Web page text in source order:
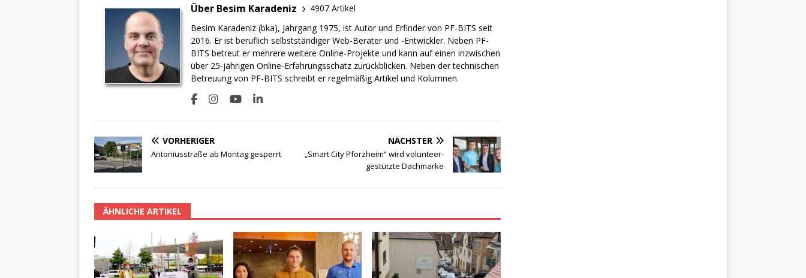
Über Besim Karadeniz
4907 Artikel
Besim Karadeniz (bka), Jahrgang 1975, ist Autor und Erfinder von PF-BITS seit
2016. Er ist beruflich selbstständiger Web-Berater und -Entwickler. Neben PF-
BITS betreut er mehrere weitere Online-Projekte und kann auf einen inzwischen
über 25-jährigen Online-Erfahrungsschatz zurückblicken. Neben der technischen
Betreuung von PF-BITS schreibt er regelmäßig Artikel und Kolumnen.
VORHERIGER
Antoniusstraße ab Montag gesperrt
NÄCHSTER
„Smart City Pforzheim“ wird volunteer-
gestützte Dachmarke
ÄHNLICHE ARTIKEL